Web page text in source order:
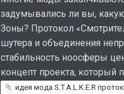
задумывались ли вы,
Зоны? Протокол
шутера и объединения
стабильность ноосферы
концепт проекта, который
идея мода S.T.A.L.K.E.R протокол